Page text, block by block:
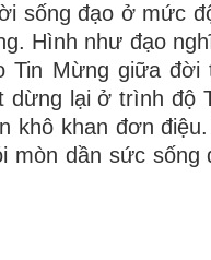
sống đạo ở mức
Hình như đạo
Tin Mừng giữa
lại ở trình độ
khô khan đơn
mòn dần sức